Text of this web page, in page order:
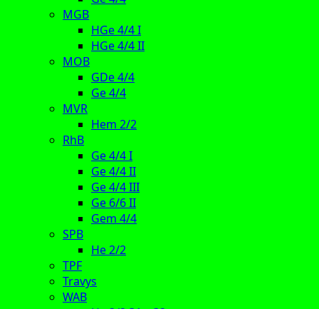
MGB
HGe 4/4 I
HGe 4/4 II
MOB
GDe 4/4
Ge 4/4
MVR
Hem 2/2
RhB
Ge 4/4 I
Ge 4/4 II
Ge 4/4 III
Ge 6/6 II
Gem 4/4
SPB
He 2/2
TPF
Travys
WAB